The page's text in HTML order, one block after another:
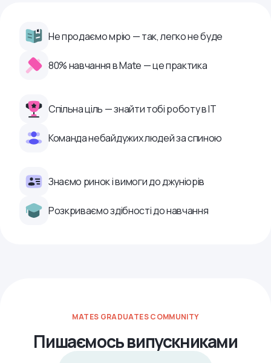
Не продаємо мрію — так, легко не буде
80% навчання в Mate — це практика
Спільна ціль — знайти тобі роботу в ІТ
Команда небайдужих людей за спиною
Знаємо ринок і вимоги до джуніорів
Розкриваємо здібності до навчання
MATES GRADUATES COMMUNITY
Пишаємось випускниками